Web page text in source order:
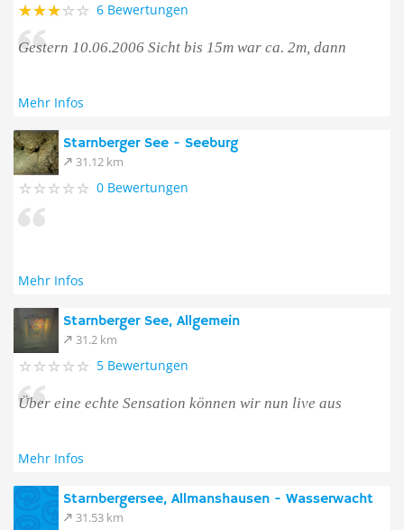
6 Bewertungen
Gestern 10.06.2006 Sicht bis 15m war ca. 2m, dann
Mehr Infos
Starnberger See - Seeburg
31.12 km
0 Bewertungen
Mehr Infos
Starnberger See, Allgemein
31.2 km
5 Bewertungen
Über eine echte Sensation können wir nun live aus
Mehr Infos
Starnbergersee, Allmanshausen - Wasserwacht
31.53 km